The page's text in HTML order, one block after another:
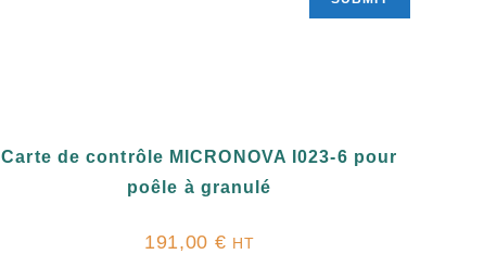
Carte de contrôle MICRONOVA I023-6 pour
poêle à granulé
191,00 € HT